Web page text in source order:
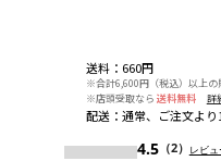
送料： 660円
※合計6,600円（税込）以上の
※店頭受取なら 送料無料 詳
配送： 通常、ご注文よ
4.5（2） レビ